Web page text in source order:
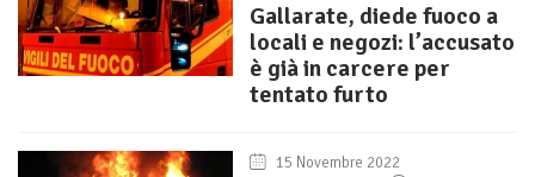
Gallarate, diede fuoco a
locali e negozi: l’accusato
è già in carcere per
tentato furto
15 Novembre 2022